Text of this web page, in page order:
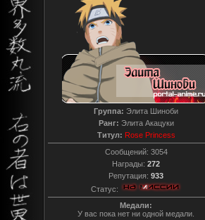
Группа: Элита Шиноби
Ранг: Элита Акацуки
Титул: Rose Princess
Сообщений: 3054
Награды: 272
Репутация: 933
Статус:
Медали:
У вас пока нет ни одной медали.